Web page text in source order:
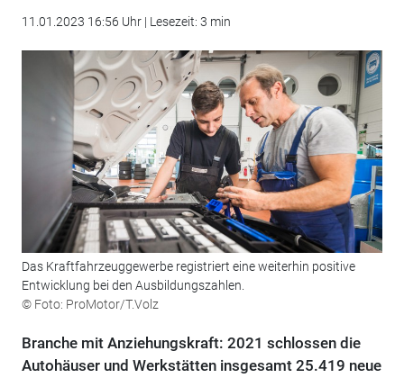
11.01.2023 16:56 Uhr | Lesezeit: 3 min
Das Kraftfahrzeuggewerbe registriert eine weiterhin positive
Entwicklung bei den Ausbildungszahlen.
© Foto: ProMotor/T.Volz
Branche mit Anziehungskraft: 2021 schlossen die
Autohäuser und Werkstätten insgesamt 25.419 neue